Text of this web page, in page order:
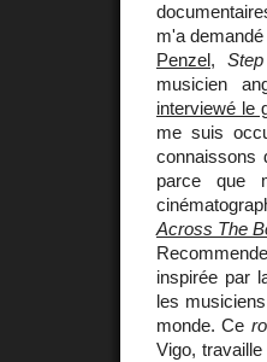
m'a
Penzel,
musicien
interviewé le
me suis
connaissons
parce que
Across The
inspirée par
les
monde. Ce
Vigo,